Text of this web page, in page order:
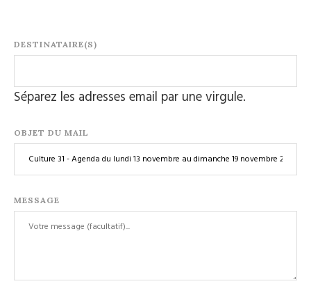
DESTINATAIRE(S)
Séparez les adresses email par une virgule.
OBJET DU MAIL
MESSAGE